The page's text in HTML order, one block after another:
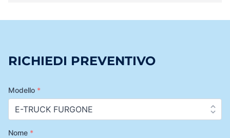
RICHIEDI PREVENTIVO
Modello *
Nome *